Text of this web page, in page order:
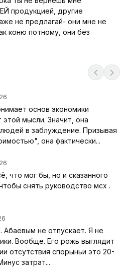
продукцией, другие
не предлагай- они мне не
коню потному, они без
основ экономики
мысли. Значит, она
в заблуждение. Призывая
она фактически...
что мог бы, но и сказанного
снять руководство мсх .
не отпускает. Я не
Вообще. Его рожь выглядит
отсутствия спорыньи это 20-
затрат...